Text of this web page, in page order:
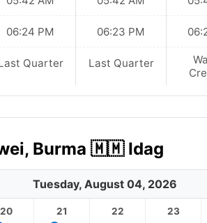
06:24 PM
Quarter
06:23 PM
Last Quarter
Burma 🇲🇲 Idag
Tuesday, August 04, 2026
20 21 22 23